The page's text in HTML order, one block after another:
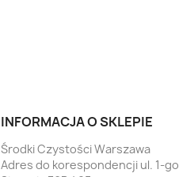
INFORMACJA O SKLEPIE
Środki Czystości Warszawa
Adres do korespondencji ul. 1-go